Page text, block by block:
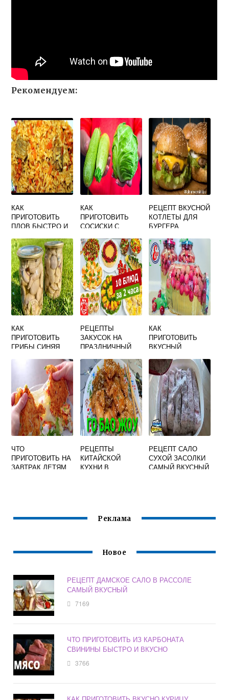
Рекомендуем:
КАК
ПРИГОТОВИТЬ
ПЛОВ БЫСТРО И
СКОВОРОДЕ
КАК
ПРИГОТОВИТЬ
СОСИСКИ С
НА СКОВОРОДЕ
РЕЦЕПТ ВКУСНОЙ
КОТЛЕТЫ ДЛЯ
БУРГЕРА
КАК
ПРИГОТОВИТЬ
ГРИБЫ СИНЯЯ
СКОВОРОДКЕ
РЕЦЕПТЫ
ЗАКУСОК НА
ПРАЗДНИЧНЫЙ
ВКУСНЫЕ С ФОТО
КАК
ПРИГОТОВИТЬ
ВКУСНЫЙ
КРЫЖОВНИКА НА
ЗИМУ
ЧТО
ПРИГОТОВИТЬ НА
ЗАВТРАК ДЕТЯМ
РЕЦЕПТЫ
КИТАЙСКОЙ
КУХНИ В
РЕЦЕПТ САЛО
СУХОЙ ЗАСОЛКИ
САМЫЙ ВКУСНЫЙ
Реклама
Новое
РЕЦЕПТ ДАМСКОЕ САЛО В РАССОЛЕ
САМЫЙ ВКУСНЫЙ
7169
ЧТО ПРИГОТОВИТЬ ИЗ КАРБОНАТА
СВИНИНЫ БЫСТРО И ВКУСНО
3766